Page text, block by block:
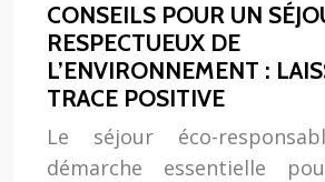
CONSEILS POUR UN
RESPECTUEUX DE
L’ENVIRONNEMENT :
TRACE POSITIVE
Le séjour éco-
démarche essentielle